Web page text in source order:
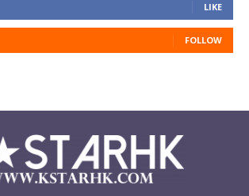
LIKE
FOLLOW